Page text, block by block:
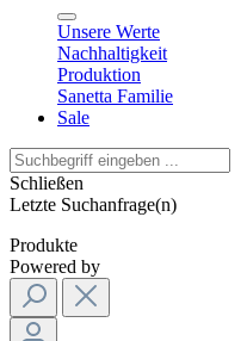
Unsere Werte
Nachhaltigkeit
Produktion
Sanetta Familie
Sale
Schließen
Letzte Suchanfrage(n)
Produkte
Powered by